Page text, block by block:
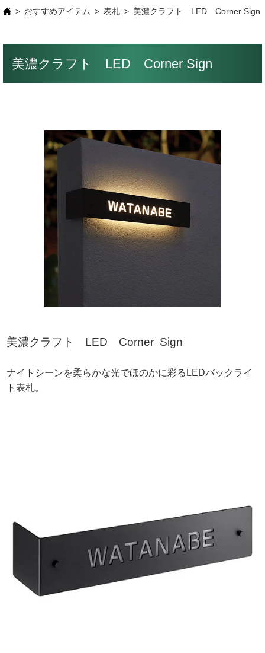
おすすめアイテム 表札 美濃クラフト LED Corner Sign
美濃クラフト LED Corner Sign
美濃クラフト LED Corner Sign
ナイトシーンを柔らかな光でほのかに彩るLEDバックライ
ト表札。